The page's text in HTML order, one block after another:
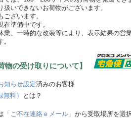
できないお荷物がございます。
ざいます。
準備中です。
、一時的な改装等により、表示結果の営
物の受け取りについて】
知らせ設定済みのお客様
料）
とは？
「ご不在連絡ｅメール」 から受取場所を選